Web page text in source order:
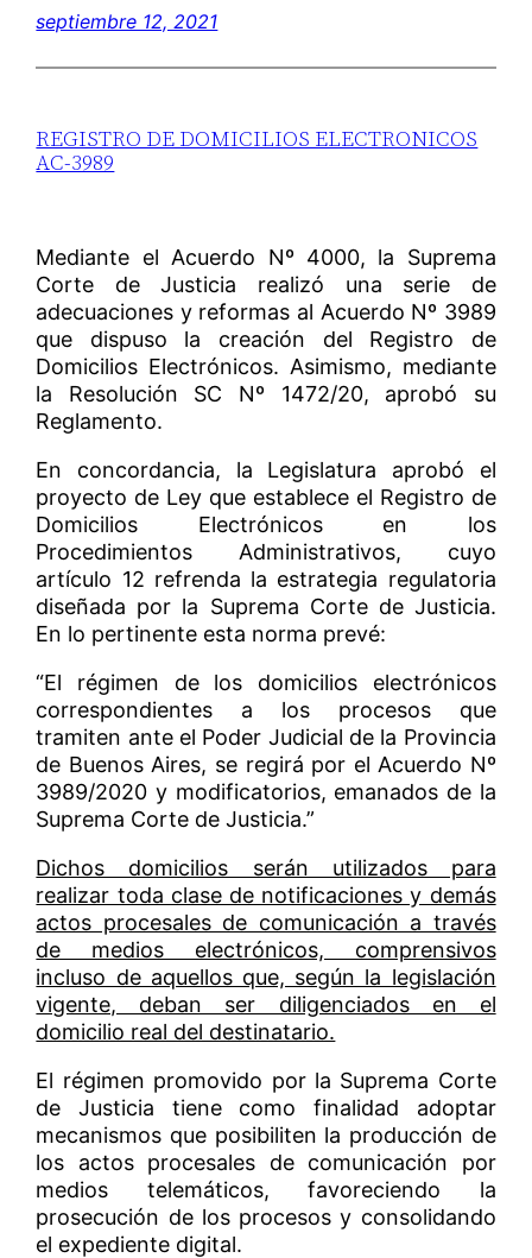
septiembre 12, 2021
REGISTRO DE DOMICILIOS ELECTRONICOS
AC-3989
Mediante el Acuerdo Nº 4000, la Suprema
Corte de Justicia realizó una serie de
adecuaciones y reformas al Acuerdo Nº 3989
que dispuso la creación del Registro de
Domicilios Electrónicos. Asimismo, mediante
la Resolución SC Nº 1472/20, aprobó su
Reglamento.
En concordancia, la Legislatura aprobó el
proyecto de Ley que establece el Registro de
Domicilios Electrónicos en los
Procedimientos Administrativos, cuyo
artículo 12 refrenda la estrategia regulatoria
diseñada por la Suprema Corte de Justicia.
En lo pertinente esta norma prevé:
“El régimen de los domicilios electrónicos
correspondientes a los procesos que
tramiten ante el Poder Judicial de la Provincia
de Buenos Aires, se regirá por el Acuerdo Nº
3989/2020 y modificatorios, emanados de la
Suprema Corte de Justicia.”
Dichos domicilios serán utilizados para
realizar toda clase de notificaciones y demás
actos procesales de comunicación a través
de medios electrónicos, comprensivos
incluso de aquellos que, según la legislación
vigente, deban ser diligenciados en el
domicilio real del destinatario.
El régimen promovido por la Suprema Corte
de Justicia tiene como finalidad adoptar
mecanismos que posibiliten la producción de
los actos procesales de comunicación por
medios telemáticos, favoreciendo la
prosecución de los procesos y consolidando
el expediente digital.